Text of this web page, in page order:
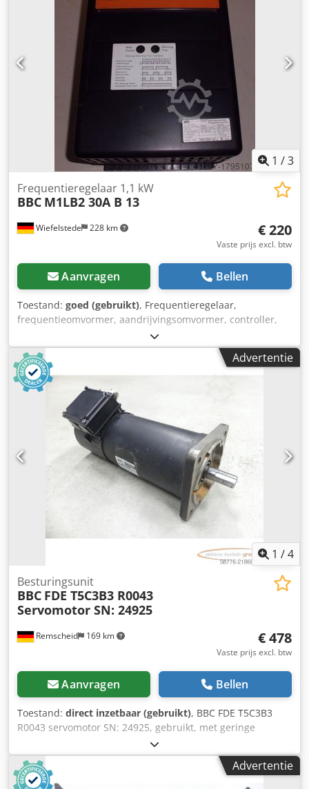
1 /3
Wiefelstede 228 km
Frequentieregelaar 1,1 kW
BBC M1LB2 30A B 13
€ 220
Vaste prijs excl. btw
Aanvragen Bellen
Toestand: goed (gebruikt), Frequentieregelaar,
frequentieomvormer, aandrijvingsomvormer, controller,
toerentalregelaar -Ingang: E220 V +/-10% 50/60 Hz Djdpjb A
Hbdjfx Ab Djkr -Uitgang: D20-220 V 2,5-120 Hz 4,2 A 1,5 kVA
-Gewicht: 6 kg
Advertentie
1 /4
Remscheid 169 km
Besturingsunit
BBC FDE T5C3B3 R0043
Servomotor SN: 24925
€ 478
Vaste prijs excl. btw
Aanvragen Bellen
Toestand: direct inzetbaar (gebruikt), BBC FDE T5C3B3
R0043 servomotor SN: 24925, gebruikt, met geringe
gebruikssporen, 100% functioneel, levering volgens foto's
Dkedpfjy Nn Ihox Ab Dor
Advertentie